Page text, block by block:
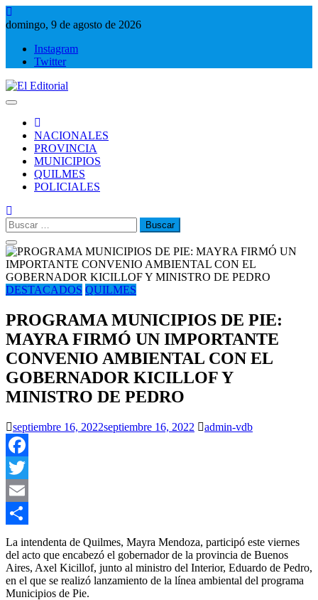
Saltar
al
domingo, 9 de agosto de 2026
Instagram
Twitter
NACIONALES
PROVINCIA
MUNICIPIOS
QUILMES
POLICIALES
Buscar:
DESTACADOS QUILMES
PROGRAMA MUNICIPIOS DE PIE:
MAYRA FIRMÓ UN IMPORTANTE
CONVENIO AMBIENTAL CON EL
GOBERNADOR KICILLOF Y
MINISTRO DE PEDRO
septiembre 16, 2022septiembre 16, 2022 admin-vdb
Facebook
Twitter
Email
Compartir
La intendenta de Quilmes, Mayra Mendoza, participó este viernes
del acto que encabezó el gobernador de la provincia de Buenos
Aires, Axel Kicillof, junto al ministro del Interior, Eduardo de Pedro,
en el que se realizó lanzamiento de la línea ambiental del programa
Municipios de Pie.